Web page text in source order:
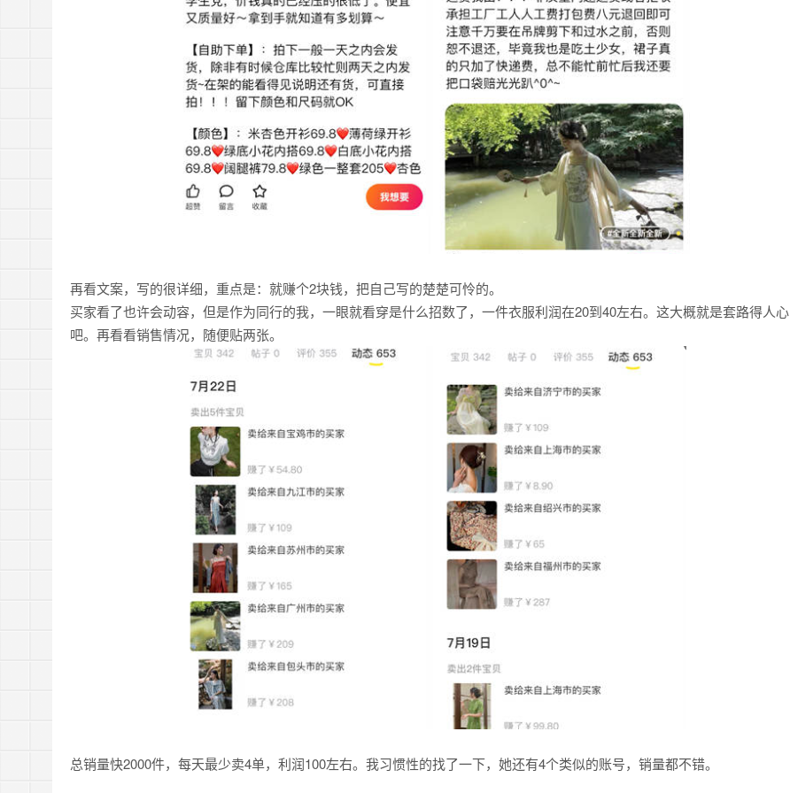
再看文案，写的很详细，重点是：就赚个2块钱，把自己写的楚楚可怜的。
买家看了也许会动容，但是作为同行的我，一眼就看穿是什么招数了，一件衣服利润在20到40左右。这大概就是套路得人心
吧。再看看销售情况，随便贴两张。
总销量快2000件，每天最少卖4单，利润100左右。我习惯性的找了一下，她还有4个类似的账号，销量都不错。